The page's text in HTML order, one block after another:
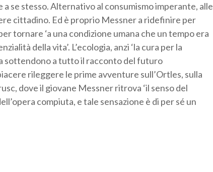
se stesso. Alternativo al consumismo imperante, alle
cittadino. Ed è proprio Messner a ridefinire per
tornare ‘a una condizione umana che un tempo era
della vita’. L’ecologia, anzi ‘la cura per la
sottendono a tutto il racconto del futuro
rileggere le prime avventure sull’Ortles, sulla
dove il giovane Messner ritrova ‘il senso del
compiuta, e tale sensazione è di per sé un